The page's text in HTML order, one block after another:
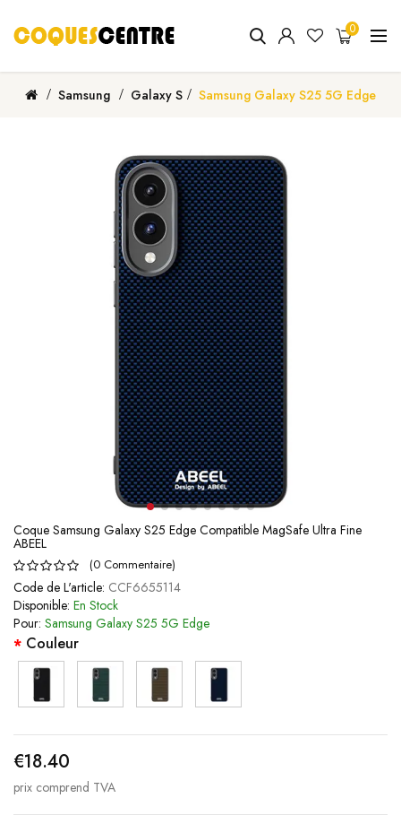
0
Samsung Galaxy S Samsung Galaxy S25 5G Edge
Coque Samsung Galaxy S25 Edge Compatible MagSafe Ultra Fine
ABEEL
(0 Commentaire)
Code de L'article: CCF6655114
Disponible: En Stock
Pour: Samsung Galaxy S25 5G Edge
Couleur
€18.40
prix comprend TVA